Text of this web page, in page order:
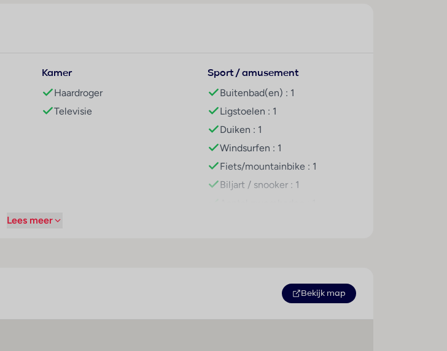
windsurfen, snorkelen, duiken, biljart en wandelen zorgen voor de nodige
voor kinderen en volwassenen. Copyright GIATA 2004 - 2024.
restaurant, een koffiehuis en een bar. Dagelijks wordt een voedzaam ontbijt
Kamer
Haardroger
Televisie
Sport / amusement
Buitenbad(en) : 1
Ligstoelen : 1
Duiken : 1
Windsurfen : 1
Fiets/mountainbike : 1
Biljart / snooker : 1
Lees meer
Bekijk map